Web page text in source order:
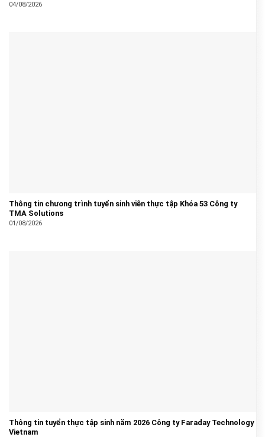
04/08/2026
Thông tin chương trình tuyển sinh viên thực tập Khóa 53 Công ty
TMA Solutions
01/08/2026
Thông tin tuyển thực tập sinh năm 2026 Công ty Faraday Technology
Vietnam